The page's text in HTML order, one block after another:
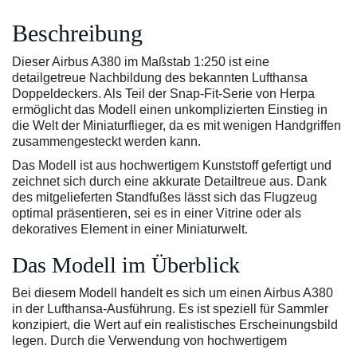
Beschreibung
Dieser Airbus A380 im Maßstab 1:250 ist eine
detailgetreue Nachbildung des bekannten Lufthansa
Doppeldeckers. Als Teil der Snap-Fit-Serie von Herpa
ermöglicht das Modell einen unkomplizierten Einstieg in
die Welt der Miniaturflieger, da es mit wenigen Handgriffen
zusammengesteckt werden kann.
Das Modell ist aus hochwertigem Kunststoff gefertigt und
zeichnet sich durch eine akkurate Detailtreue aus. Dank
des mitgelieferten Standfußes lässt sich das Flugzeug
optimal präsentieren, sei es in einer Vitrine oder als
dekoratives Element in einer Miniaturwelt.
Das Modell im Überblick
Bei diesem Modell handelt es sich um einen Airbus A380
in der Lufthansa-Ausführung. Es ist speziell für Sammler
konzipiert, die Wert auf ein realistisches Erscheinungsbild
legen. Durch die Verwendung von hochwertigem